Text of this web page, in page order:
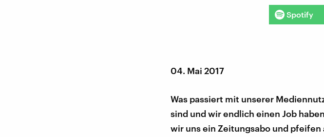
Spotify
04. Mai 2017
Was passiert mit unserer
sind und wir endlich einen Job
wir uns ein Zeitungsabo und pfeifen